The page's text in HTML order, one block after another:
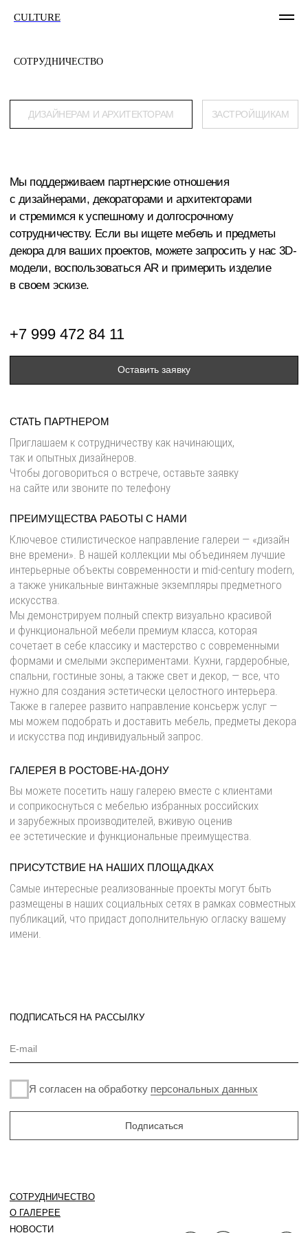
CULTURE
СОТРУДНИЧЕСТВО
Мы поддерживаем партнерские отношения
декора для ваших проектов, можете запросить у нас 3D-
модели, воспользоваться AR и примерить изделие
в своем эскизе.
ПРЕИМУЩЕСТВА РАБОТЫ С НАМИ
Ключевое стилистическое направление галереи — «дизайн
а также уникальные винтажные экземпляры предметного
искусства.
Мы демонстрируем полный спектр визуально красивой
и функциональной мебели премиум класса, которая
сочетает в себе классику и мастерство с современными
формами и смелыми экспериментами. Кухни, гардеробные,
спальни, гостиные зоны, а также свет и декор, — все, что
нужно для создания эстетически целостного интерьера.
мы можем подобрать и доставить мебель, предметы декора
и искусства под индивидуальный запрос.
ПРИСУТСТВИЕ НА НАШИХ ПЛОЩАДКАХ
Самые интересные реализованные проекты могут быть
размещены в наших социальных сетях в рамках совместных
публикаций, что придаст дополнительную огласку вашему
имени.
Чтобы договориться о встрече, оставьте заявку
Оставить заявку
+7 999 472 84 11
ГАЛЕРЕЯ В РОСТОВЕ-НА-ДОНУ
Вы можете посетить нашу галерею вместе с клиентами
и соприкоснуться с мебелью избранных российских
и зарубежных производителей, вживую оценив
ее эстетические и функциональные преимущества.
персональных данных
ПОДПИСАТЬСЯ НА РАССЫЛКУ
Подписаться
О ГАЛЕРЕЕ
КОНТАКТЫ
Политика конфиденциальности